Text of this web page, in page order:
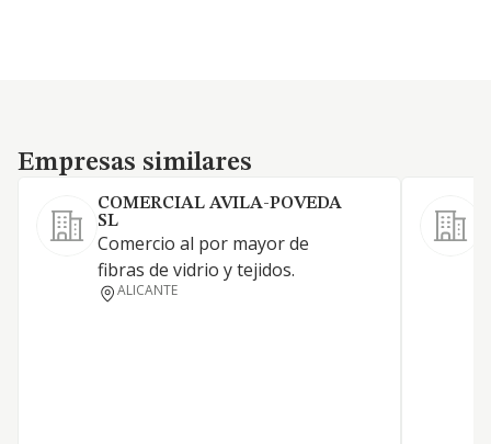
Empresas similares
Empresas similares
COMERCIAL AVILA-POVEDA
SL
Comercio al por mayor de
fibras de vidrio y tejidos.
ALICANTE